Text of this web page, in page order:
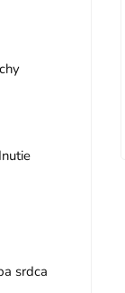
srdca